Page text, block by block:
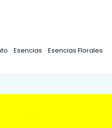
Esencias Esencias Florales